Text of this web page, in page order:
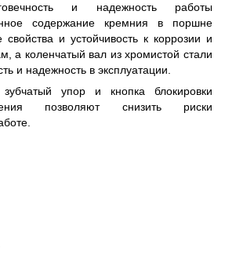
и надежность работы
содержание кремния в поршне
свойства и устойчивость к коррозии и
а коленчатый вал из хромистой стали
и надежность в эксплуатации.
упор и кнопка блокировки
позволяют снизить риски